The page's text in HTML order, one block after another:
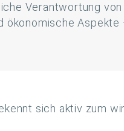
Verantwortung
Aspekte
sich aktiv zum